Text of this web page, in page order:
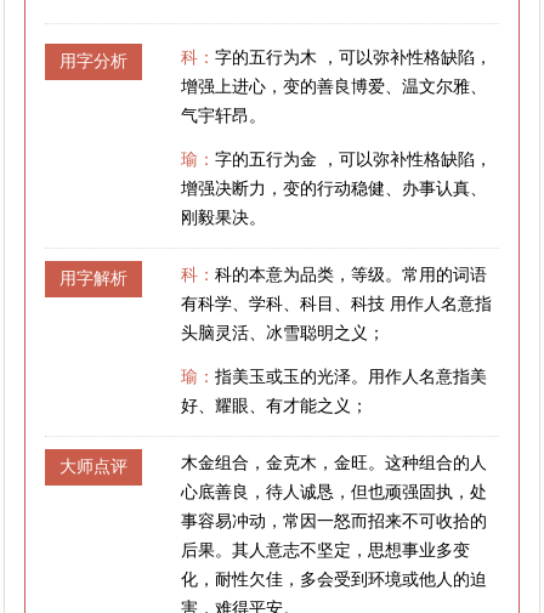
用字分析 科：字的五行为木 ，可以弥补性格缺陷，
增强上进心，变的善良博爱、温文尔雅、
气宇轩昂。
瑜：字的五行为金 ，可以弥补性格缺陷，
增强决断力，变的行动稳健、办事认真、
刚毅果决。
用字解析 科：科的本意为品类，等级。常用的词语
有科学、学科、科目、科技 用作人名意指
头脑灵活、冰雪聪明之义；
瑜：指美玉或玉的光泽。用作人名意指美
好、耀眼、有才能之义；
大师点评
木金组合，金克木，金旺。这种组合的人
心底善良，待人诚恳，但也顽强固执，处
事容易冲动，常因一怒而招来不可收拾的
后果。其人意志不坚定，思想事业多变
化，耐性欠佳，多会受到环境或他人的迫
害，难得平安。